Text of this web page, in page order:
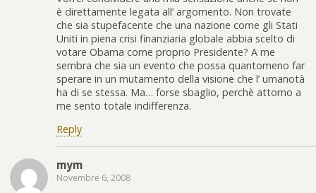
è direttamente legata all’ argomento. Non trovate
che sia stupefacente che una nazione come gli Stati
Uniti in piena crisi finanziaria globale abbia scelto di
votare Obama come proprio Presidente? A me
sembra che sia un evento che possa quantomeno far
sperare in un mutamento della visione che l’ umanotà
ha di se stessa. Ma… forse sbaglio, perchè attorno a
me sento totale indifferenza.
Reply
mym
Novembre 6, 2008